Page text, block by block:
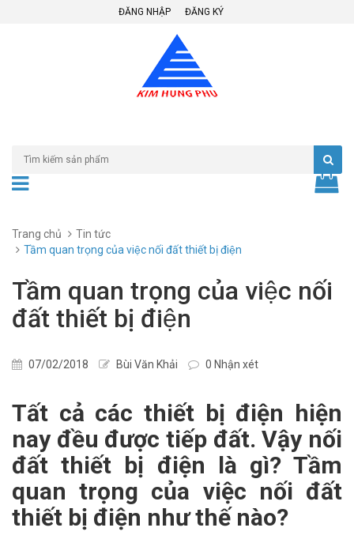
ĐĂNG NHẬP ĐĂNG KÝ
Trang chủ
Tin tức
Tầm quan trọng của việc nối đất thiết bị điện
Tầm quan trọng của việc nối
đất thiết bị điện
07/02/2018 Bùi Văn Khải 0 Nhận xét
Tất cả các thiết bị điện hiện
nay đều được tiếp đất. Vậy nối
đất thiết bị điện là gì? Tầm
quan trọng của việc nối đất
thiết bị điện như thế nào?